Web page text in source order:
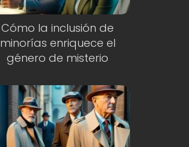
Cómo la inclusión de
minorías enriquece el
género de misterio